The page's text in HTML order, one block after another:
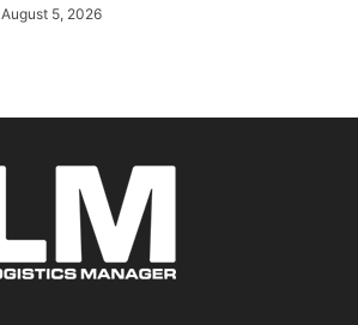
August 5, 2026